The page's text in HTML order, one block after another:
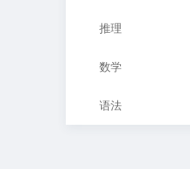
推理
数学
语法